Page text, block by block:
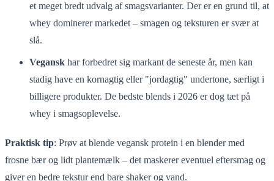
et meget bredt udvalg af smagsvarianter. Der er en grund til, at
whey dominerer markedet – smagen og teksturen er svær at
slå.
Vegansk har forbedret sig markant de seneste år, men kan
stadig have en kornagtig eller "jordagtig" undertone, særligt i
billigere produkter. De bedste blends i 2026 er dog tæt på
whey i smagsoplevelse.
Praktisk tip: Prøv at blende vegansk protein i en blender med
frosne bær og lidt plantemælk – det maskerer eventuel eftersmag og
giver en bedre tekstur end bare shaker og vand.